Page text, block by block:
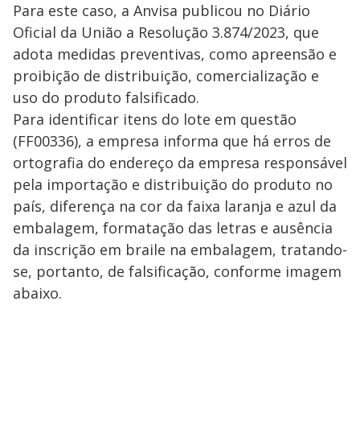
Para este caso, a Anvisa publicou no Diário
Oficial da União a Resolução 3.874/2023, que
adota medidas preventivas, como apreensão e
proibição de distribuição, comercialização e
uso do produto falsificado.
Para identificar itens do lote em questão
(FF00336), a empresa informa que há erros de
ortografia do endereço da empresa responsável
pela importação e distribuição do produto no
país, diferença na cor da faixa laranja e azul da
embalagem, formatação das letras e ausência
da inscrição em braile na embalagem, tratando-
se, portanto, de falsificação, conforme imagem
abaixo.